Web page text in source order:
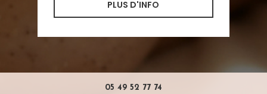
PLUS D'INFO
05 49 52 77 74